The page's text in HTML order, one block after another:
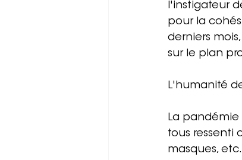
l'instigateur
pour la
derniers
sur le plan
L'humanité
La pandémie
tous ressenti
masques,